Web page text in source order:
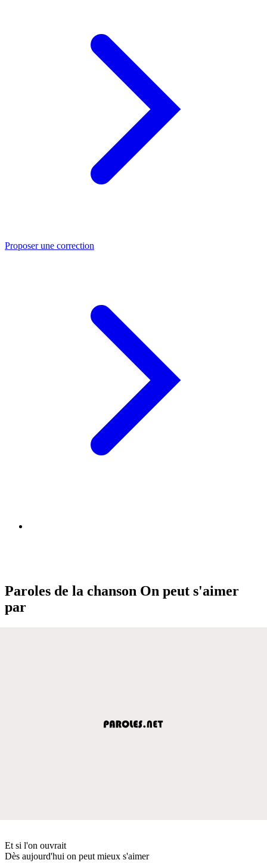
Proposer une correction
Paroles de la chanson On peut s'aimer
par
Et si l'on ouvrait
Dès aujourd'hui on peut mieux s'aimer